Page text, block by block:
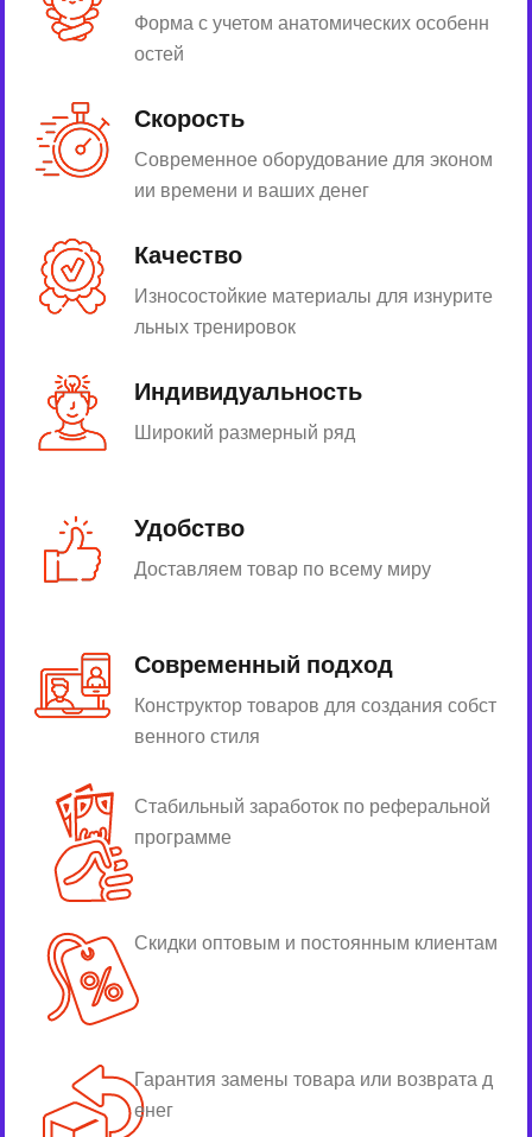
Форма с учетом анатомических особенн
остей
Скорость
Современное оборудование для эконом
ии времени и ваших денег
Качество
Износостойкие материалы для изнурите
льных тренировок
Индивидуальность
Широкий размерный ряд
Удобство
Доставляем товар по всему миру
Современный подход
Конструктор товаров для создания собст
венного стиля
Стабильный заработок по реферальной
программе
Скидки оптовым и постоянным клиентам
Гарантия замены товара или возврата д
енег